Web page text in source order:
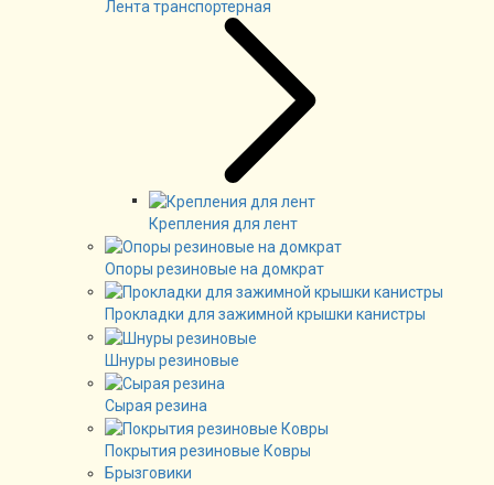
Лента транспортерная
Крепления для лент
Опоры резиновые на домкрат
Прокладки для зажимной крышки канистры
Шнуры резиновые
Сырая резина
Покрытия резиновые Ковры
Брызговики